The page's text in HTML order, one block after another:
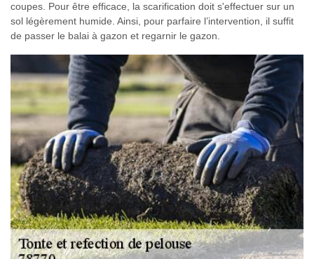
coupes. Pour être efficace, la scarification doit s'effectuer sur un
sol légèrement humide. Ainsi, pour parfaire l’intervention, il suffit
de passer le balai à gazon et regarnir le gazon.